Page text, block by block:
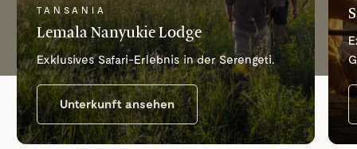
TANSANIA
Lemala Nanyukie Lodge
Exklusives Safari-Erlebnis in der Serengeti.
Unterkunft ansehen